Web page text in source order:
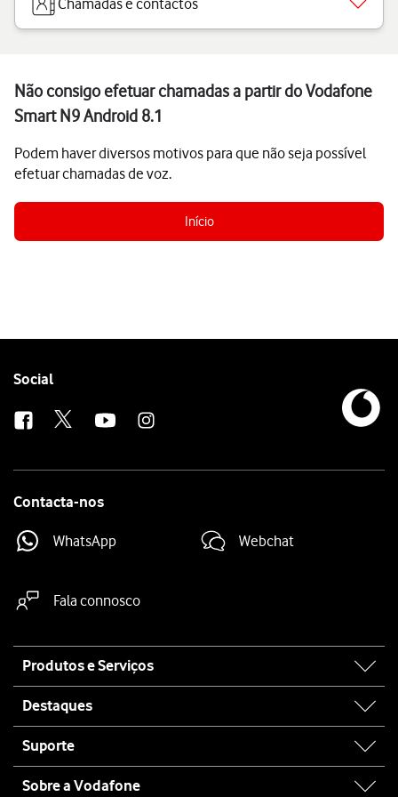
Chamadas e contactos
Não consigo efetuar chamadas a partir do Vodafone
Smart N9 Android 8.1
Podem haver diversos motivos para que não seja possível
efetuar chamadas de voz.
Início
Follow
Social
Contacta-nos
WhatsApp Webchat
Fala connosco
map
Produtos e Serviços
Destaques
Suporte
Sobre a Vodafone